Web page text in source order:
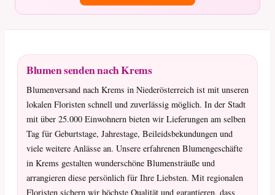
Blumen senden nach Krems
Blumenversand nach Krems in Niederösterreich ist mit unseren
lokalen Floristen schnell und zuverlässig möglich. In der Stadt
mit über 25.000 Einwohnern bieten wir Lieferungen am selben
Tag für Geburtstage, Jahrestage, Beileidsbekundungen und
viele weitere Anlässe an. Unsere erfahrenen Blumengeschäfte
in Krems gestalten wunderschöne Blumensträuße und
arrangieren diese persönlich für Ihre Liebsten. Mit regionalen
Floristen sichern wir höchste Qualität und garantieren, dass